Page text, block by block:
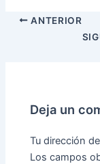
ANTERIOR
Deja un
Tu dirección
Los campos